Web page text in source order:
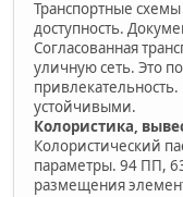
Транспортные
доступность.
Согласованная
уличную сеть. Это
устойчивыми.
Колористика,
Колористический
параметры. 94 ПП,
размещения